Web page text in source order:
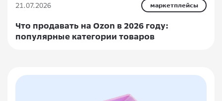
21.07.2026 маркетплейсы
Что продавать на Ozon в 2026 году:
популярные категории товаров